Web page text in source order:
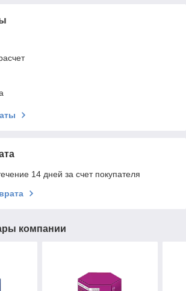
14 дней за счет покупателя
компании